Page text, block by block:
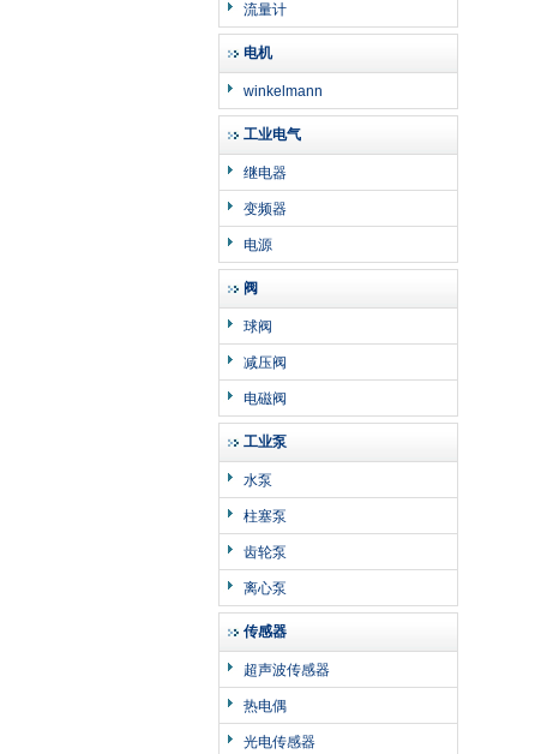
流量计
电机
winkelmann
工业电气
继电器
变频器
电源
阀
球阀
减压阀
电磁阀
工业泵
水泵
柱塞泵
齿轮泵
离心泵
传感器
超声波传感器
热电偶
光电传感器